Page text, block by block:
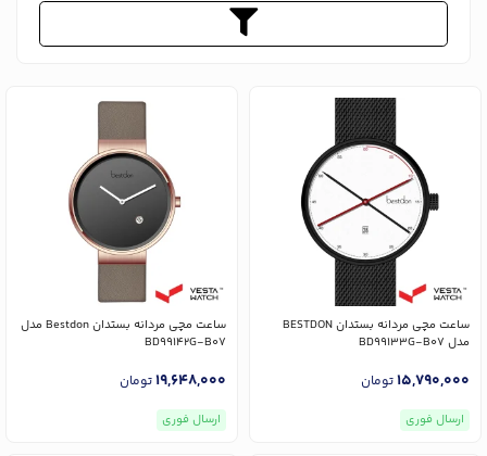
ساعت مچی مردانه بستدان BESTDON
مدل BD99133G-B07
15,790,000تومان
ارسال فوری
ساعت مچی مردانه بستدان Bestdon مدل
BD99142G-B07
19,648,000تومان
ارسال فوری